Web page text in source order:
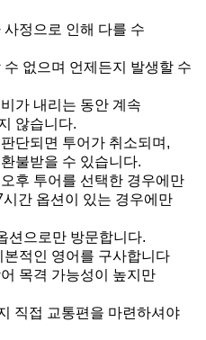
정으로 인해 다를 수
없으며 언제든지 발생할 수
가 내리는 동안 계속
않습니다.
단되면 투어가 취소되며,
불받을 수 있습니다.
후 투어를 선택한 경우에만
간 옵션이 있는 경우에만
션으로만 방문합니다.
적인 영어를 구사합니다
목격 가능성이 높지만
직접 교통편을 마련하셔야